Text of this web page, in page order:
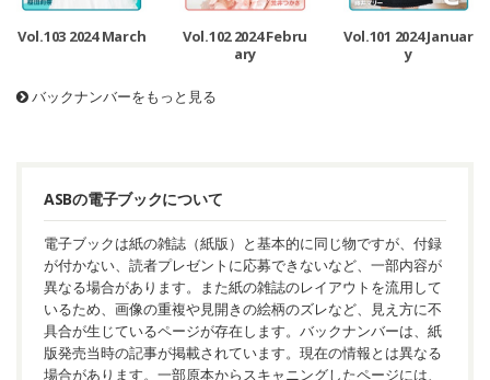
Vol.103 2024 March
Vol.102 2024 Febru
ary
Vol.101 2024 Januar
y
バックナンバーをもっと見る
ASBの電子ブックについて
電子ブックは紙の雑誌（紙版）と基本的に同じ物ですが、付録
が付かない、読者プレゼントに応募できないなど、一部内容が
異なる場合があります。また紙の雑誌のレイアウトを流用して
いるため、画像の重複や見開きの絵柄のズレなど、見え方に不
具合が生じているページが存在します。バックナンバーは、紙
版発売当時の記事が掲載されています。現在の情報とは異なる
場合があります。一部原本からスキャニングしたページには、